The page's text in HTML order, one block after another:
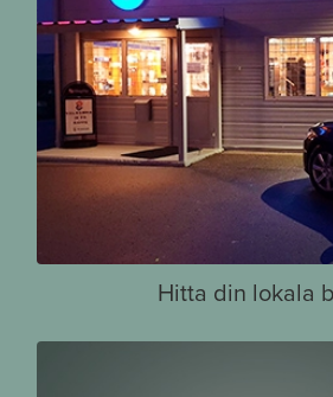
Hitta din lokala